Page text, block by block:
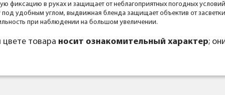
фиксацию в руках и защищает от неблагоприятных погодных
удобным углом, выдвижная бленда защищает объектив от
при наблюдении на большом увеличении.
товара носит ознакомительный характер;